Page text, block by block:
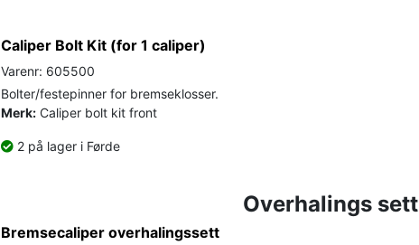
Caliper Bolt Kit (for 1 caliper)
Varenr: 605500
Bolter/festepinner for bremseklosser.
Merk: Caliper bolt kit front
2 på lager i Førde
Overhalings sett
Bremsecaliper overhalingssett